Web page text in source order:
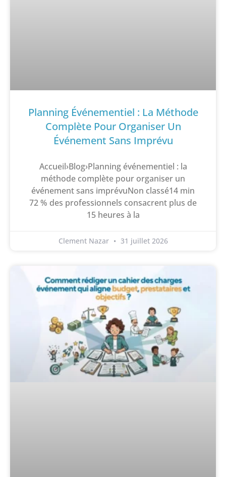
Planning Événementiel : La Méthode
Complète Pour Organiser Un
Événement Sans Imprévu
Accueil›Blog›Planning événementiel : la
méthode complète pour organiser un
événement sans imprévuNon classé14 min
72 % des professionnels consacrent plus de
15 heures à la
Clement Nazar 31 juillet 2026